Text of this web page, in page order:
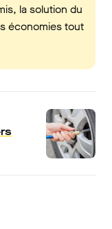
la solution du
économies tout